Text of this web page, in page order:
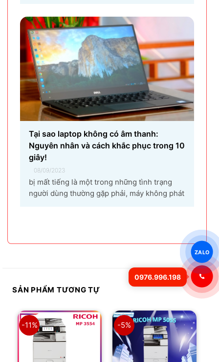
ZALO
0976.996.198
máy tính...
Tại sao laptop không có âm thanh:
Nguyên nhân và cách khắc phục trong 10
giây!
08/09/2023
bị mất tiếng là một trong những tình trạng
người dùng thường gặp phải, máy không phát
SẢN PHẨM TƯƠNG TỰ
-11% -5%